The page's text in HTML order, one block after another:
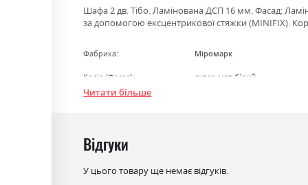
Шафа 2 дв. Тібо. Ламінована ДСП 16 мм. Фасад:
за допомогою ексцентрикової стяжки (MINIFIX).
Фабрика: Міромарк
Колір (Фасад): супер мат білий
Колір (Корпус):
Стиль
Матеріал ламінована ДСП
Читати більше
Відгуки
У цього товару ще немає відгуків.